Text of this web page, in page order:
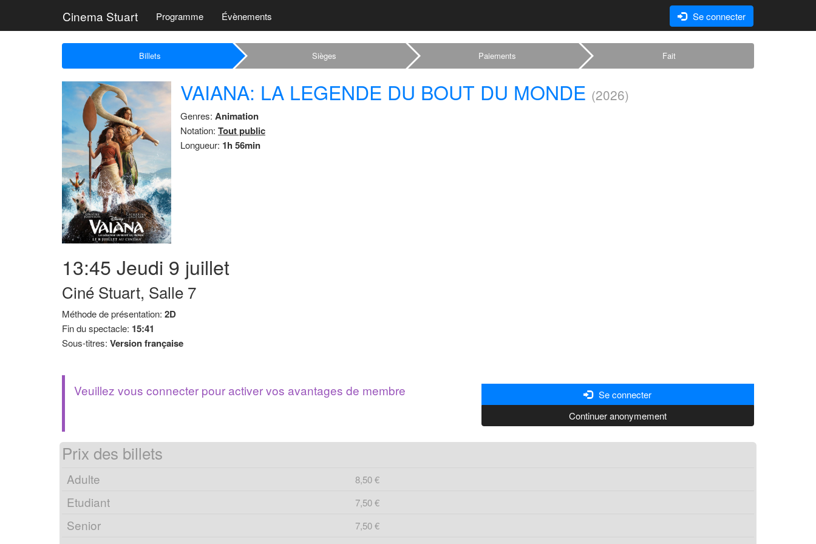
Cinema Stuart Se connecter
Programme Évènements
Billets Sièges Paiements Fait
VAIANA: LA LEGENDE DU BOUT DU MONDE (2026)
Genres: Animation
Notation: Tout public
Longueur: 1h 56min
13:45 Jeudi 9 juillet
Ciné Stuart, Salle 7
Méthode de présentation: 2D
Fin du spectacle: 15:41
Sous-titres: Version française
Veuillez vous connecter pour activer vos avantages de membre
Se connecter
Continuer anonymement
Prix des billets
Adulte 8,50 €
Etudiant 7,50 €
Senior 7,50 €